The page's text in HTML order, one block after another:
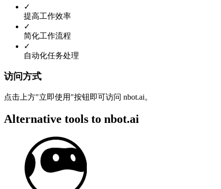
✓
提高工作效率
✓
简化工作流程
✓
自动化任务处理
访问方式
点击上方"立即使用"按钮即可访问 nbot.ai。
Alternative tools to nbot.ai